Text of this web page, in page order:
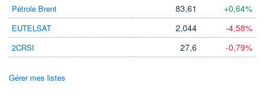
Pétrole Brent 83,61 +0,64%
EUTELSAT 2,044 -4,58%
2CRSI 27,6 -0,79%
Gérer mes listes